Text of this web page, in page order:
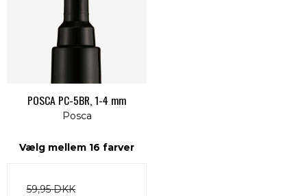
POSCA PC-5BR, 1-4 mm
Posca
Vælg mellem 16 farver
59,95 DKK